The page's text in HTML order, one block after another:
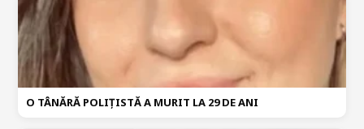
O TÂNĂRĂ POLIȚISTĂ A MURIT LA 29 DE ANI